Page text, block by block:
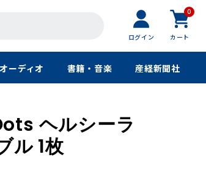
ログイン
0
カート
ーディオ 書籍・音楽 産経新聞社
ヘルシーラ
ル 1枚